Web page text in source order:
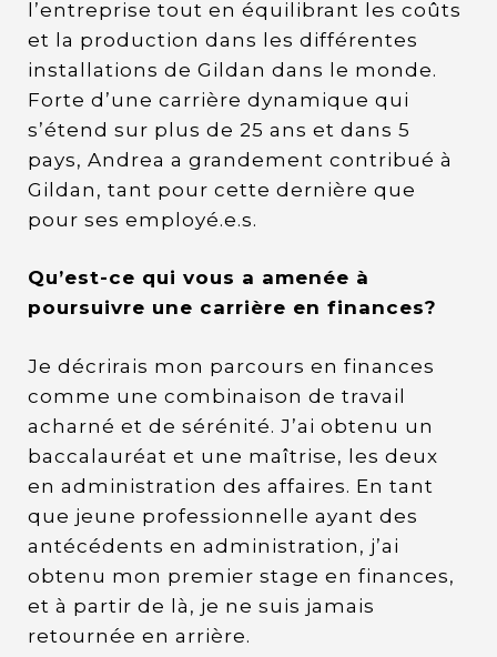
l’entreprise tout en équilibrant les coûts
et la production dans les différentes
installations de Gildan dans le monde.
Forte d’une carrière dynamique qui
s’étend sur plus de 25 ans et dans 5
pays, Andrea a grandement contribué à
Gildan, tant pour cette dernière que
pour ses employé.e.s.
Qu’est-ce qui vous a amenée à
poursuivre une carrière en finances?
Je décrirais mon parcours en finances
comme une combinaison de travail
acharné et de sérénité. J’ai obtenu un
baccalauréat et une maîtrise, les deux
en administration des affaires. En tant
que jeune professionnelle ayant des
antécédents en administration, j’ai
obtenu mon premier stage en finances,
et à partir de là, je ne suis jamais
retournée en arrière.